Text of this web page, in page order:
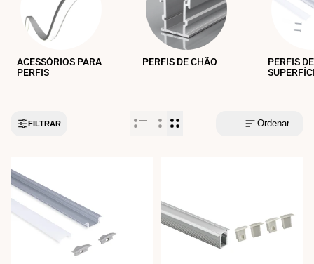
ACESSÓRIOS PARA
PERFIS
PERFIS DE CHÃO
PERFIS DE
FILTRAR Ordenar